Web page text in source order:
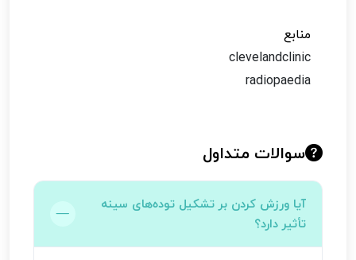
منابع
clevelandclinic
radiopaedia
سوالات متداول
آیا ورزش کردن بر تشکیل توده‌های سینه
تأثیر دارد؟